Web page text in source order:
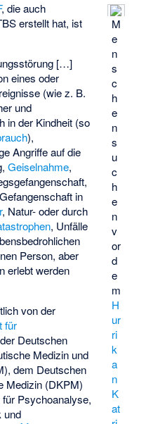
M
e
n
s
c
h
e
n
s
u
c
h
e
n
v
or
d
e
m
H
ur
ri
k
a
n
K
at
, die auch
erstellt hat, ist
[…]
eines oder
(wie z. B.
und
in der Kindheit (so
),
Angriffe auf die
Geiselnahme,
in
, Natur- oder durch
, Unfälle
Person, aber
erlebt werden
von der
für
Deutschen
Medizin und
dem Deutschen
Medizin (DKPM)
Psychoanalyse,
und